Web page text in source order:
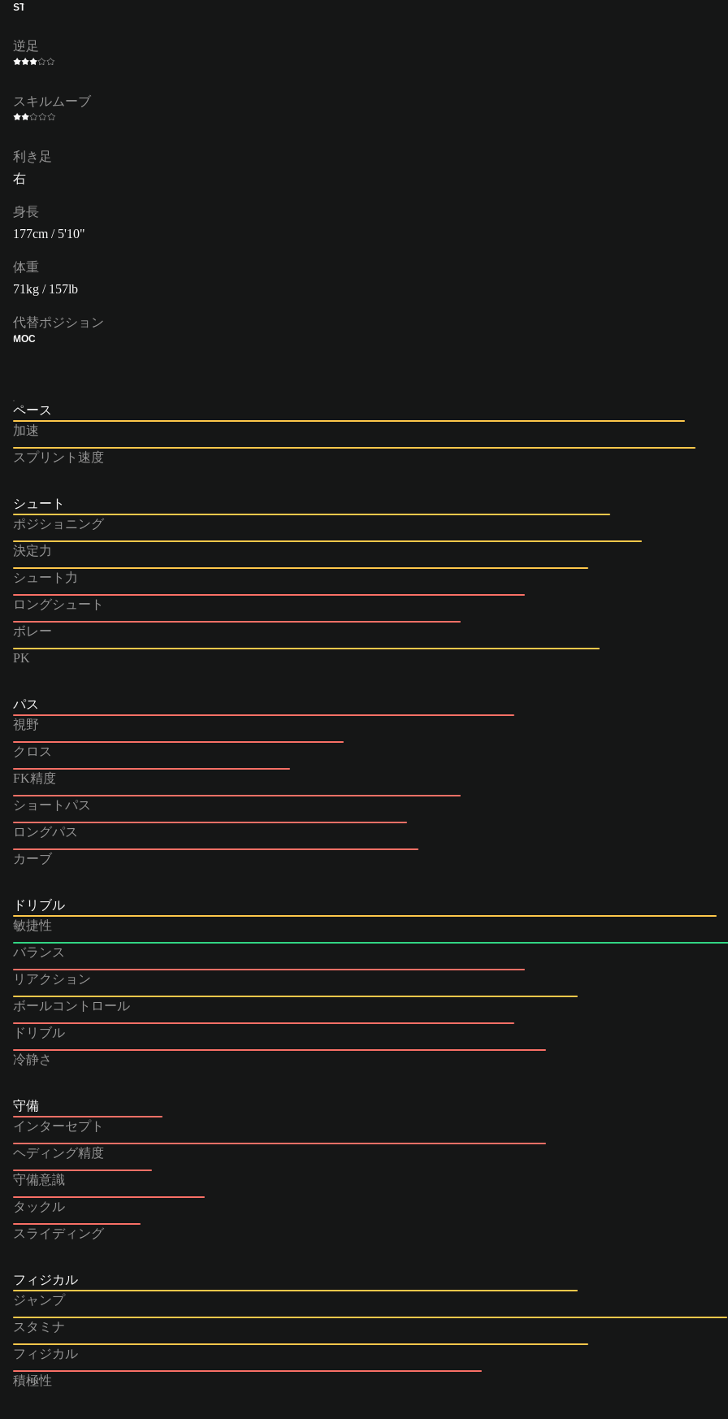
ST
逆足
スキルムーブ
利き足
右
身長
177cm / 5'10"
体重
71kg / 157lb
代替ポジション
MOC
ペース
加速
スプリント速度
シュート
ポジショニング
決定力
シュート力
ロングシュート
ボレー
PK
パス
視野
クロス
FK精度
ショートパス
ロングパス
カーブ
ドリブル
敏捷性
バランス
リアクション
ボールコントロール
ドリブル
冷静さ
守備
インターセプト
ヘディング精度
守備意識
タックル
スライディング
フィジカル
ジャンプ
スタミナ
フィジカル
積極性